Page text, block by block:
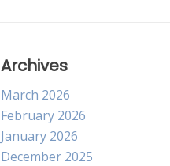
Archives
March 2026
February 2026
January 2026
December 2025